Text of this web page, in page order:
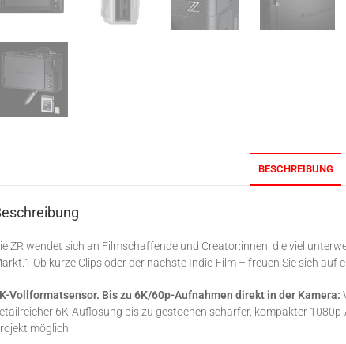
BESCHREIBUNG
ZR wendet sich an Filmschaffende und Creator:innen, die viel
Ob kurze Clips oder der nächste Indie-Film – freuen Sie sich auf
Vollformatsensor. Bis zu 6K/60p-Aufnahmen direkt in der Kamera:
6K-Auflösung bis zu gestochen scharfer, kompakter
möglich.